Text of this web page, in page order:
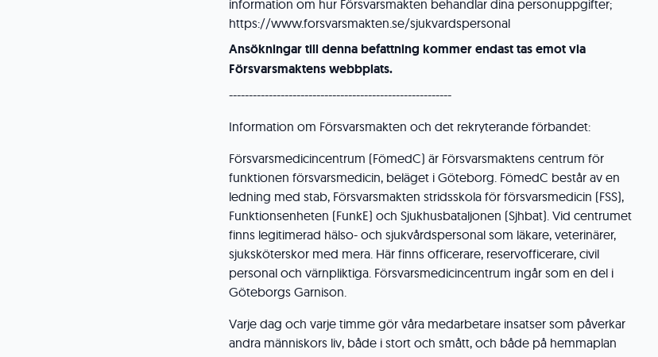
information om hur Försvarsmakten behandlar dina personuppgifter;
https://www.forsvarsmakten.se/sjukvardspersonal
Ansökningar till denna befattning kommer endast tas emot via
Försvarsmaktens webbplats.
--------------------------------------------------------
Information om Försvarsmakten och det rekryterande förbandet:
Försvarsmedicincentrum (FömedC) är Försvarsmaktens centrum för
funktionen försvarsmedicin, beläget i Göteborg. FömedC består av en
ledning med stab, Försvarsmakten stridsskola för försvarsmedicin (FSS),
Funktionsenheten (FunkE) och Sjukhusbataljonen (Sjhbat). Vid centrumet
finns legitimerad hälso- och sjukvårdspersonal som läkare, veterinärer,
sjuksköterskor med mera. Här finns officerare, reservofficerare, civil
personal och värnpliktiga. Försvarsmedicincentrum ingår som en del i
Göteborgs Garnison.
Varje dag och varje timme gör våra medarbetare insatser som påverkar
andra människors liv, både i stort och smått, och både på hemmaplan